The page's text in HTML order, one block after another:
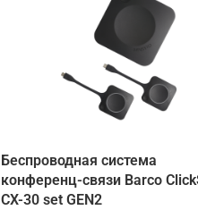
Беспроводная система
конференц-связи Barco
CX-30 set GEN2